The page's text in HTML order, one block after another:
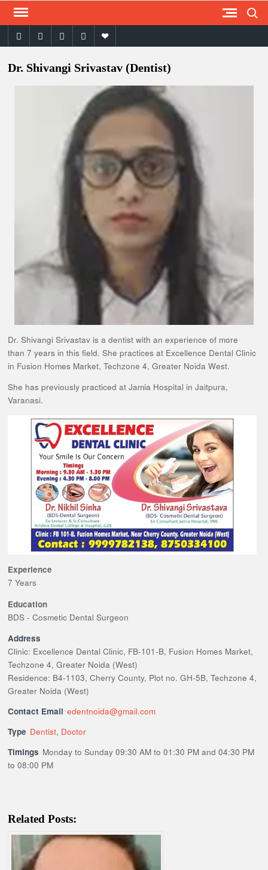
Skip
content facebooktwitter instagram
youtubeemail
Dr. Shivangi Srivastav (Dentist)
Dr. Shivangi Srivastav is a dentist with an experience of more
than 7 years in this field. She practices at Excellence Dental Clinic
in Fusion Homes Market, Techzone 4, Greater Noida West.
She has previously practiced at Jamia Hospital in Jaitpura,
Varanasi.
Experience
7 Years
Education
BDS - Cosmetic Dental Surgeon
Address
Clinic: Excellence Dental Clinic, FB-101-B, Fusion Homes Market,
Techzone 4, Greater Noida (West)
Residence: B4-1103, Cherry County, Plot no. GH-5B, Techzone 4,
Greater Noida (West)
Contact Email edentnoida@gmail.com
Type Dentist, Doctor
Timings Monday to Sunday 09:30 AM to 01:30 PM and 04:30 PM
to 08:00 PM
Related Posts: